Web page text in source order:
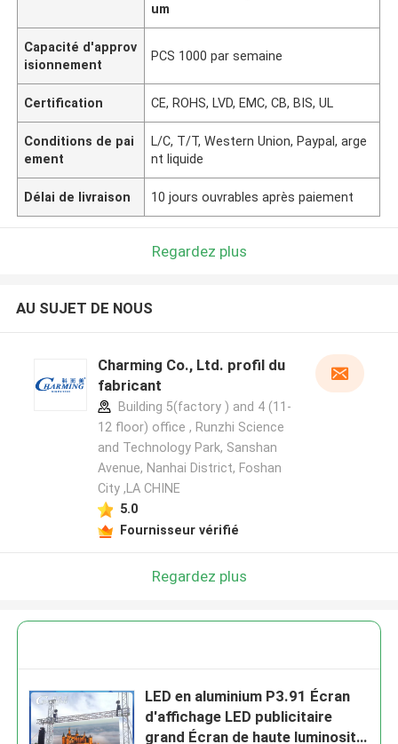
um
Capacité d'approv
isionnement
PCS 1000 par semaine
Certification CE, ROHS, LVD, EMC, CB, BIS, UL
Conditions de pai
ement
L/C, T/T, Western Union, Paypal, arge
nt liquide
Délai de livraison 10 jours ouvrables après paiement
Regardez plus
AU SUJET DE NOUS
Charming Co., Ltd. profil du
fabricant
Building 5(factory ) and 4 (11-
12 floor) office , Runzhi Science
and Technology Park, Sanshan
Avenue, Nanhai District, Foshan
City ,LA CHINE
5.0
Fournisseur vérifié
Regardez plus
LED en aluminium P3.91 Écran
d'affichage LED publicitaire
grand Écran de haute luminosité